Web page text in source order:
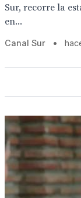
Sur, recorre la
en...
Canal Sur •